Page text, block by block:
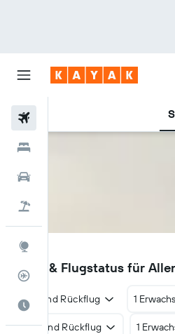
Flugstatus
Die beste Zeit zum Reisen
ABE
Flüge & Flugstatus für
Hin- und Rückflug 1
Hin- und Rückflug 1